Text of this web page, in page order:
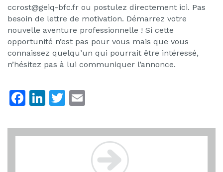
ccrost@geiq-bfc.fr ou postulez directement ici. Pas
besoin de lettre de motivation. Démarrez votre
nouvelle aventure professionnelle ! Si cette
opportunité n’est pas pour vous mais que vous
connaissez quelqu’un qui pourrait être intéressé,
n’hésitez pas à lui communiquer l’annonce.
F
c
Li
k
T
itt ai